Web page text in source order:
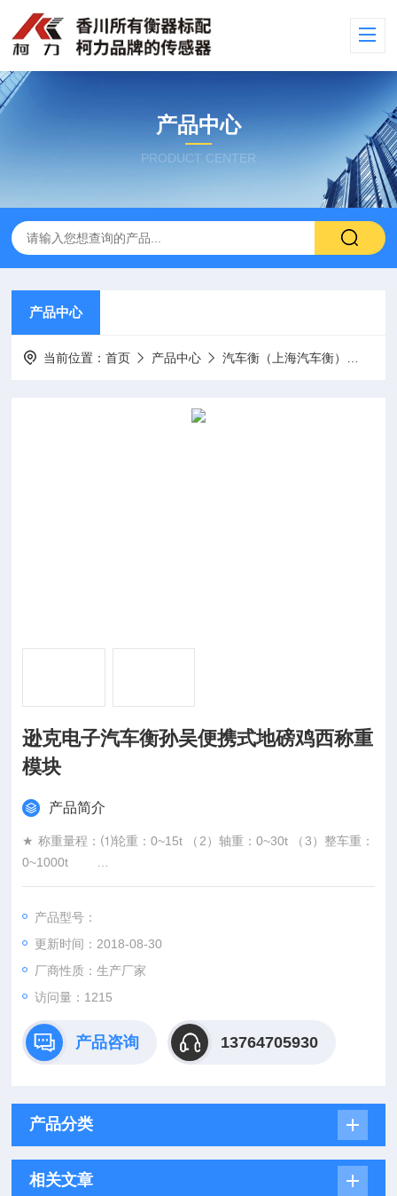
产品中心
PRODUCT CENTER
产品中心
当前位置：首页 产品中心 汽车衡（上海汽车衡）
逊克电子汽车衡孙吴便携式地磅鸡西称重
模块
产品简介
★ 称重量程：⑴轮重：0~15t （2）轴重：0~30t （3）整车重：
0~1000t
★ 产品重量：（1）秤重台：27Kg（单个）
逊克电子汽车衡孙吴便携式地磅鸡西称重模块
产品型号：
更新时间：2018-08-30
厂商性质：生产厂家
访问量：1215
产品咨询 13764705930
产品分类
相关文章